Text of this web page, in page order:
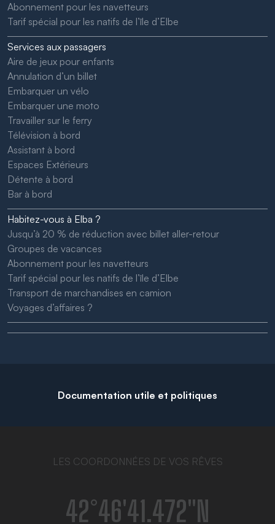
Abonnement pour les navetteurs
Tarif spécial pour les natifs de l’île d’Elbe
Services aux passagers
Aire de jeux pour enfants
Annulation d’un billet
Embarquer un vélo
Embarquer une moto
Travailler sur le ferry
Télévision à bord
Assistant à bord
Espaces Extérieurs
Détente à bord
Bar à bord
Habitez-vous à Elba ?
Jusqu’à 20 % de réduction avec billet aller-retour
Groupes de vacances
Abonnement pour les navetteurs
Tarif spécial pour les natifs de l’île d’Elbe
Transport de marchandises en camion
Voyages d’affaires ?
Documentation utile et politiques
LES COORDONNÉES DE VOS RÊVES
42°46′41.472″N